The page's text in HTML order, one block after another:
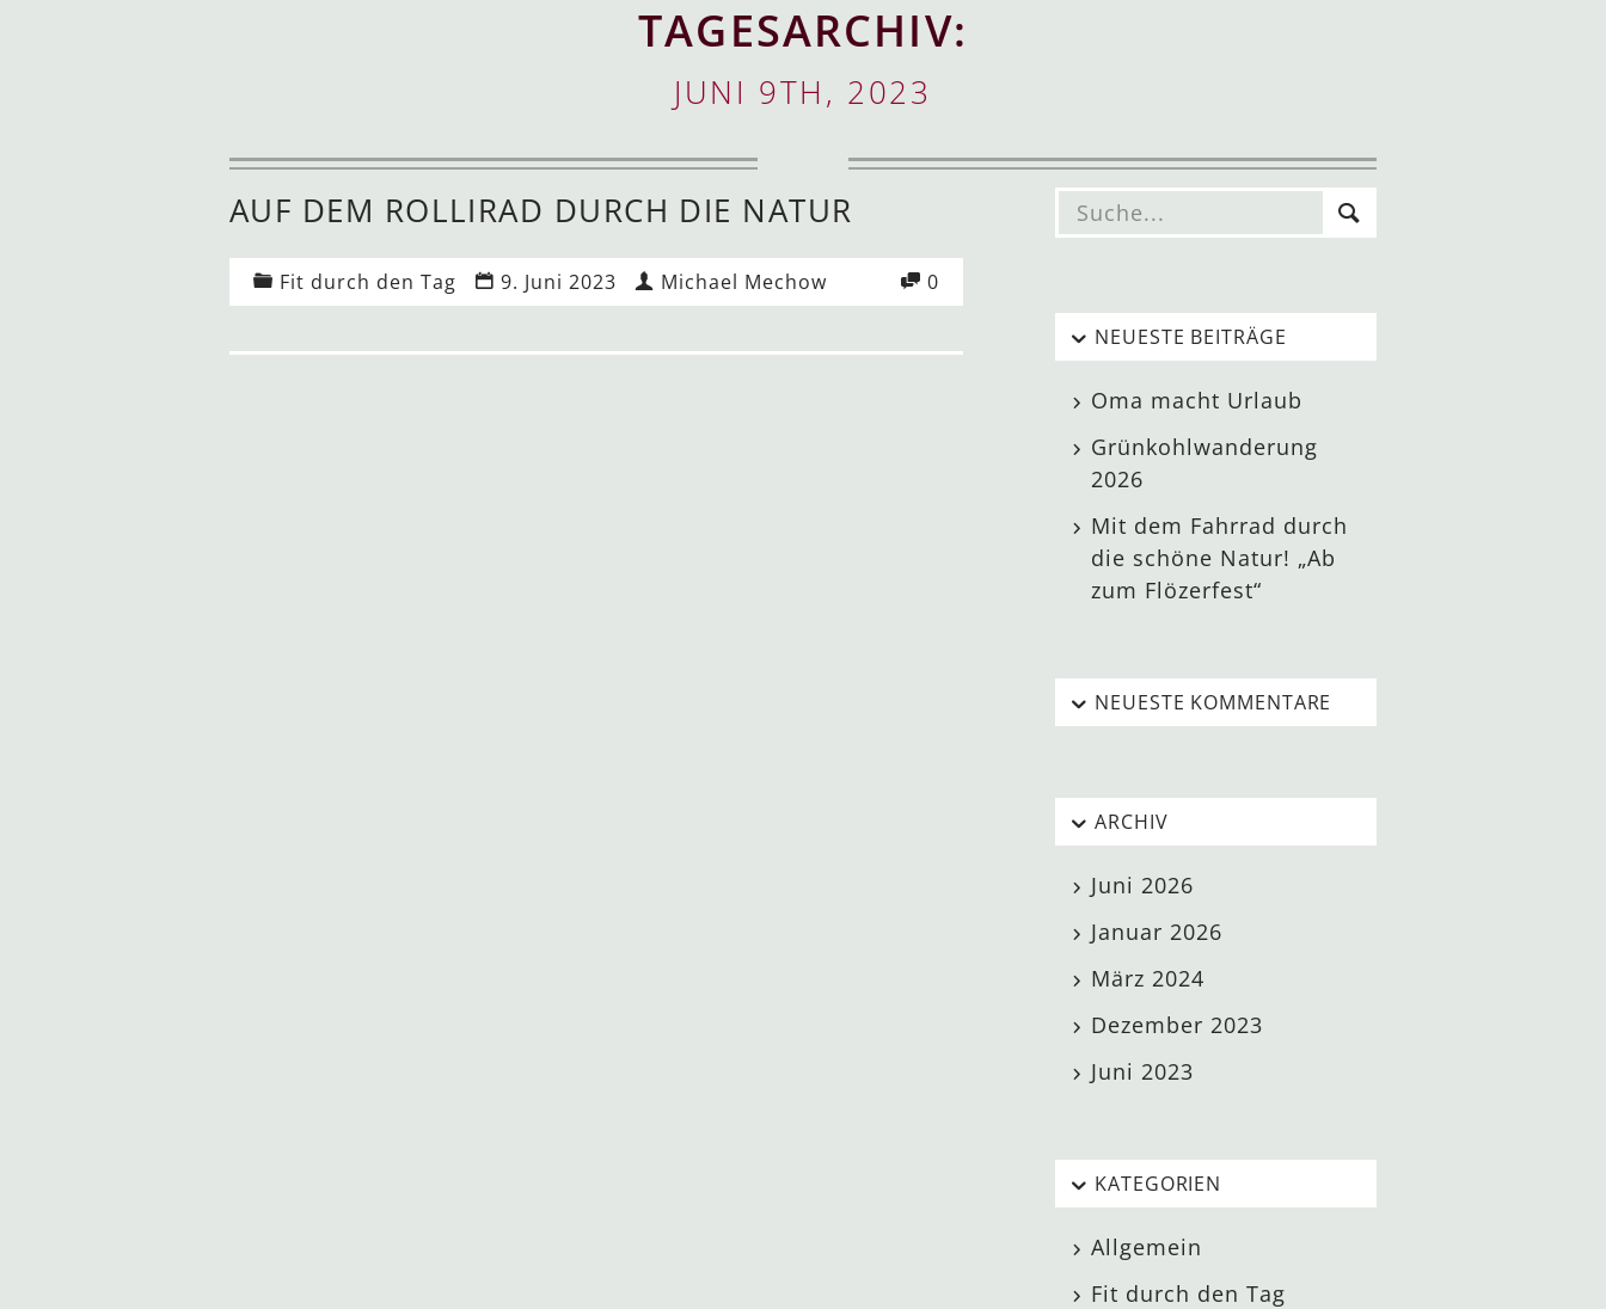
TAGESARCHIV:
JUNI 9TH, 2023
AUF DEM ROLLIRAD DURCH DIE NATUR
Fit durch den Tag 9. Juni 2023 Michael Mechow 0
NEUESTE BEITRÄGE
Oma macht Urlaub
Grünkohlwanderung
2026
Mit dem Fahrrad durch
die schöne Natur! „Ab
zum Flözerfest“
NEUESTE KOMMENTARE
ARCHIV
Juni 2026
Januar 2026
März 2024
Dezember 2023
Juni 2023
KATEGORIEN
Allgemein
Fit durch den Tag